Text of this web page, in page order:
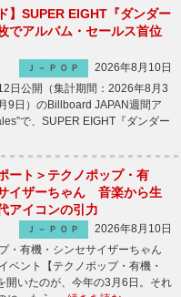
】SUPER EIGHT『ダンダー
でアルバム・セールス首位
Ｊ－ＰＯＰ
2026年8月10日
日公開（集計期間：2026年8月3
9日）のBillboard JAPAN週間ア
で、SUPER EIGHT『ダンダー
ート＞テクノポップ・有
イザーちゃん 音楽から生
アイコンの引力
Ｊ－ＰＯＰ
2026年8月10日
・有機・シンセサイザーちゃん
ベント【テクノポップ・有機・
開いたのが、今年の3月6日。それ